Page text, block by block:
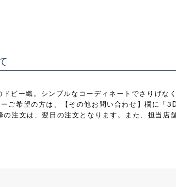
ビー織。シンプルなコーディネートでさりげ
ご希望の方は、【その他お問い合わせ】欄に「
注文は、翌日の注文となります。また、担当店